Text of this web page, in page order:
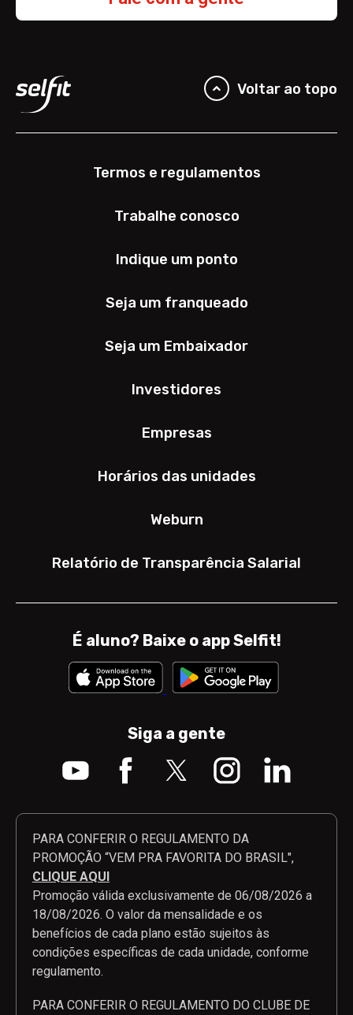
Voltar ao topo
Termos e regulamentos
Trabalhe conosco
Indique um ponto
Seja um franqueado
Seja um Embaixador
Investidores
Empresas
Horários das unidades
Weburn
Relatório de Transparência Salarial
É aluno? Baixe o app Selfit!
Siga a gente
PARA CONFERIR O REGULAMENTO DA
PROMOÇÃO “VEM PRA FAVORITA DO BRASIL",
CLIQUE AQUI
Promoção válida exclusivamente de 06/08/2026 a
18/08/2026. O valor da mensalidade e os
benefícios de cada plano estão sujeitos às
condições específicas de cada unidade, conforme
regulamento.
PARA CONFERIR O REGULAMENTO DO CLUBE DE